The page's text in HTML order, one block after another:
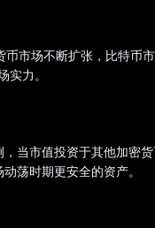
市场不断扩张，比特币
力。
当市值投资于其他加密货
荡时期更安全的资产。